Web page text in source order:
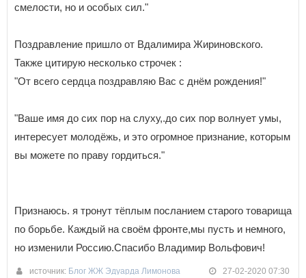
смелости, но и особых сил."
Поздравление пришло от Вдалимира Жириновского.
Также цитирую несколько строчек :
"От всего сердца поздравляю Вас с днём рождения!"
"Ваше имя до сих пор на слуху,.до сих пор волнует умы,
интересует молодёжь, и это огромное признание, которым
вы можете по праву гордиться."
Признаюсь. я тронут тёплым посланием старого товарища
по борьбе. Каждый на своём фронте,мы пусть и немного,
но изменили Россию.Спасибо Владимир Вольфович!
источник: Блог ЖЖ Эдуарда Лимонова 27-02-2020 07:30